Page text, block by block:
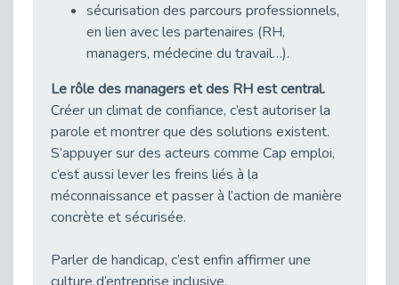
"Dois-je préciser que je suis handicapé sur mon CV?"
Publié le 07/04/2026
Publié le 03/04/2026
Avril, mois de l’accompagnement dans l’emploi avec Cap emploi.
Publié le 01/04/2026
Handicap invisible au travail : se taire ou parler? - vidéo
Publié le 31/03/2026
Publié le 31/03/2026
CDD de reconversion : un nouveau contrat pour sécuriser le changement de métier.
Publié le 30/03/2026
sécurisation des parcours professionnels,
en lien avec les partenaires (RH,
managers, médecine du travail…).
Le rôle des managers et des RH est central.
Créer un climat de confiance, c’est autoriser la
parole et montrer que des solutions existent.
S’appuyer sur des acteurs comme Cap emploi,
c’est aussi lever les freins liés à la
méconnaissance et passer à l’action de manière
concrète et sécurisée.
Parler de handicap, c’est enfin affirmer une